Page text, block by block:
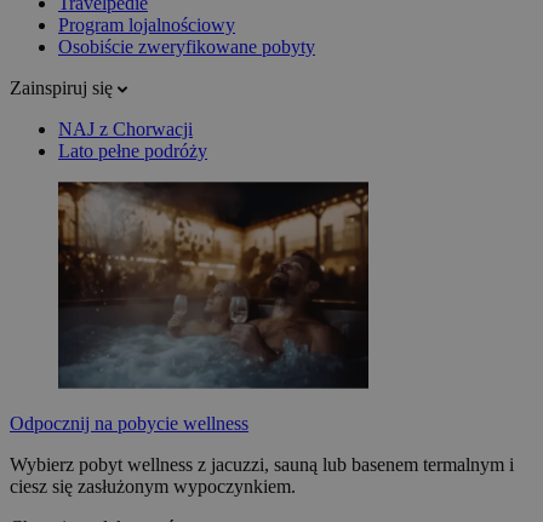
Program lojalnościowy
Osobiście zweryfikowane pobyty
Zainspiruj się
NAJ z Chorwacji
Lato pełne podróży
Odpocznij na pobycie wellness
Wybierz pobyt wellness z jacuzzi, sauną lub basenem termalnym i
ciesz się zasłużonym wypoczynkiem.